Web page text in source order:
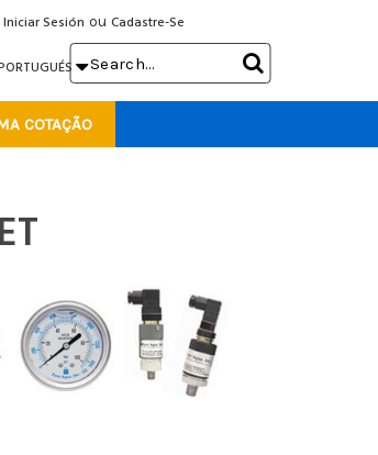
Iniciar Sesión ou Cadastre-Se

Keyword:
COTAÇÃO